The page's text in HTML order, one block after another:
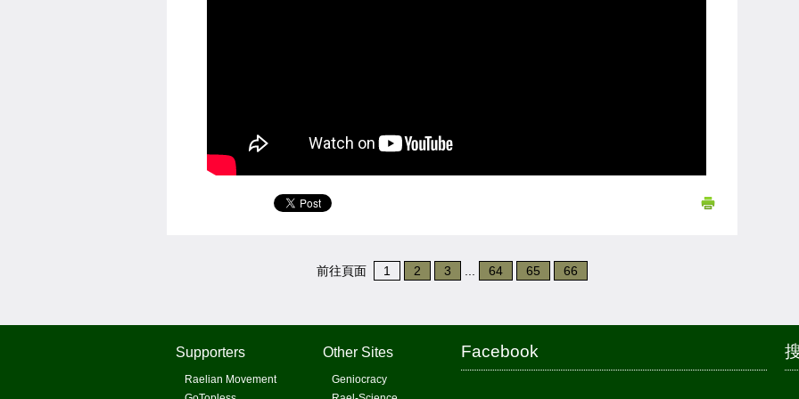
前往頁面 1 2 3 64 65 66
Supporters
Raelian Movement
Other Sites
Geniocracy
Facebook